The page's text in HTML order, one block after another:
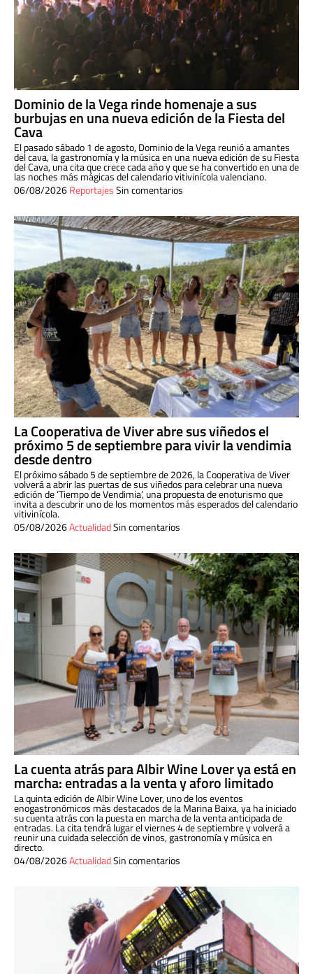
Dominio de la Vega rinde homenaje a sus
burbujas en una nueva edición de la Fiesta del
Cava
El pasado sábado 1 de agosto, Dominio de la Vega reunió a amantes
del cava, la gastronomía y la música en una nueva edición de su Fiesta
del Cava, una cita que crece cada año y que se ha convertido en una de
las noches más mágicas del calendario vitivinícola valenciano.
06/08/2026ReportajesSin comentarios
La Cooperativa de Viver abre sus viñedos el
próximo 5 de septiembre para vivir la vendimia
desde dentro
El próximo sábado 5 de septiembre de 2026, la Cooperativa de Viver
volverá a abrir las puertas de sus viñedos para celebrar una nueva
edición de ‘Tiempo de Vendimia’, una propuesta de enoturismo que
invita a descubrir uno de los momentos más esperados del calendario
vitivinícola.
05/08/2026ActualidadSin comentarios
La cuenta atrás para Albir Wine Lover ya está en
marcha: entradas a la venta y aforo limitado
La quinta edición de Albir Wine Lover, uno de los eventos
enogastronómicos más destacados de la Marina Baixa, ya ha iniciado
su cuenta atrás con la puesta en marcha de la venta anticipada de
entradas. La cita tendrá lugar el viernes 4 de septiembre y volverá a
reunir una cuidada selección de vinos, gastronomía y música en
directo.
04/08/2026ActualidadSin comentarios